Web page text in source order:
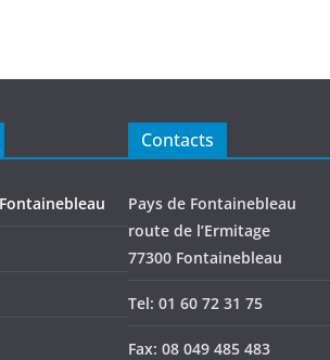
Contacts
Pays de Fontainebleau
route de l’Ermitage
77300 Fontainebleau
Tel: 01 60 72 31 75
Fax: 08 049 485 483